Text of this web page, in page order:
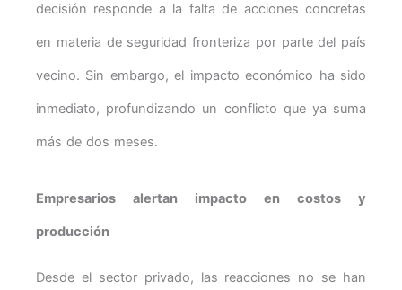
decisión responde a la falta de acciones concretas
en materia de seguridad fronteriza por parte del país
vecino. Sin embargo, el impacto económico ha sido
inmediato, profundizando un conflicto que ya suma
más de dos meses.
Empresarios alertan impacto en costos y
producción
Desde el sector privado, las reacciones no se han